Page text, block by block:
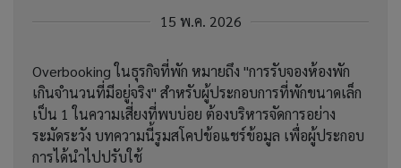
15 พ.ค. 2026
Overbooking ในธุรกิจที่พัก หมายถึง "การรับจองห้องพัก
เกินจำนวนที่มีอยู่จริง" สำหรับผู้ประกอบการที่พักขนาดเล็ก
เป็น 1 ในความเสี่ยงที่พบบ่อย ต้องบริหารจัดการอย่าง
ระมัดระวัง บทความนี้รูมสโคปข้อแชร์ข้อมูล เพื่อผู้ประกอบ
การได้นำไปปรับใช้